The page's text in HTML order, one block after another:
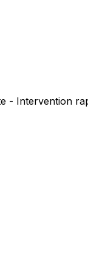
- Intervention